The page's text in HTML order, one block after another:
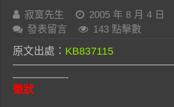
寂寞先生 2005 年 8 月 4 日
發表留言
143 點擊數
原文出處： KB837115
—————-
徵狀